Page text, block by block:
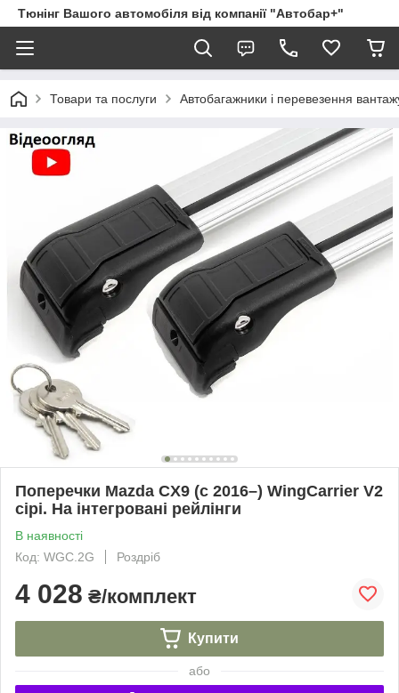
Тюнінг Вашого автомобіля від компанії "Автобар+"
Товари та послуги Автобагажники і перевезення
Поперечки Mazda CX9 (c 2016–) WingCarrier V2
сірі. На інтегровані рейлінги
В наявності
Код: WGC.2G
Роздріб
4 028 ₴/комплект
Купити
або